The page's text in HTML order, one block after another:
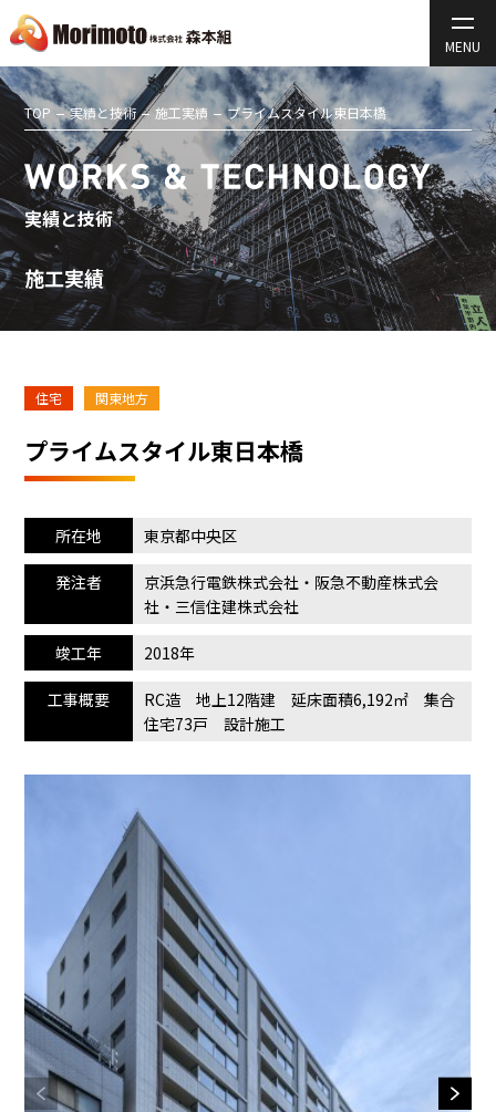
TOP 実績と技術 施工実績 プライムスタイル東日本橋
実績と技術
施工実績
住宅 関東地方
プライムスタイル東日本橋
所在地 東京都中央区
発注者
京浜急行電鉄株式会社・阪急不動産株式会
社・三信住建株式会社
竣工年 2018年
工事概要
RC造 地上12階建 延床面積6,192㎡ 集合
住宅73戸 設計施工